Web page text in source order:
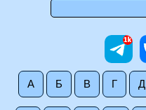
А Б В Г Д